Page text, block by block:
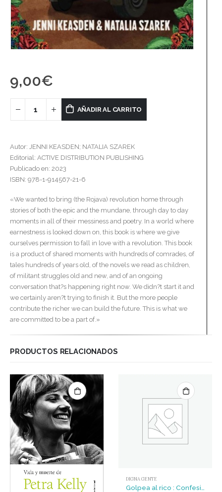
9,00€
AÑADIR AL CARRITO
Autor: JENNI KEASDEN; NATALIA SZAREK
Editorial: ACTIVE DISTRIBUTION PUBLISHING
Publicado en: 2023
ISBN: 978-1-914567-21-6
«We wanted to bring (the Rojava) revolution home through
stories of both the epic and the mundane, through day to day
moments in all of their messiness and poetry. In a world where
earnestness is looked down on, this book is where we give
ourselves permission to fall in love with a revolution. This book
is a product of shared moments with hundreds of comrades, of
tales hundreds of years old, of the novels we read as children,
of militant struggles old and new, and of an ongoing
conversation that?s happening right now. We didn?t start it and
we certainly aren?t trying to finish it. But the more people
contribute the richer we can build the future. This is what we
are committed to be a part of.»
PRODUCTOS RELACIONADOS
DIGNA GENTE